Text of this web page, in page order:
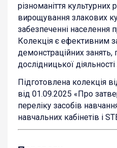
різноманіття культурних
вирощування злакових
забезпеченні населення
Колекція є ефективним
демонстраційних занять,
дослідницької діяльності
Підготовлена колекція
від 01.09.2025 «Про
переліку засобів
навчальних кабінетів і